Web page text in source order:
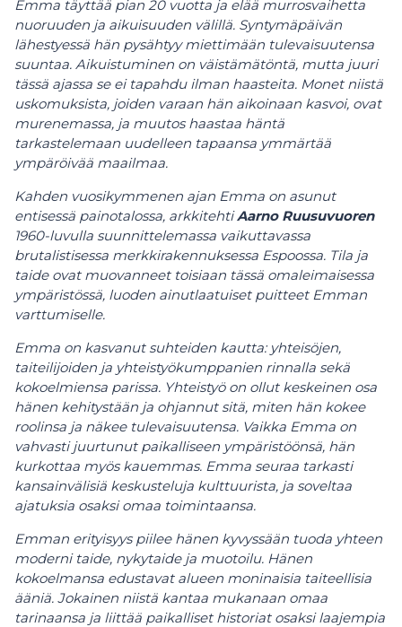
Emma täyttää pian 20 vuotta ja elää murrosvaihetta
nuoruuden ja aikuisuuden välillä. Syntymäpäivän
lähestyessä hän pysähtyy miettimään tulevaisuutensa
suuntaa. Aikuistuminen on väistämätöntä, mutta juuri
tässä ajassa se ei tapahdu ilman haasteita. Monet niistä
uskomuksista, joiden varaan hän aikoinaan kasvoi, ovat
murenemassa, ja muutos haastaa häntä
tarkastelemaan uudelleen tapaansa ymmärtää
ympäröivää maailmaa.
Kahden vuosikymmenen ajan Emma on asunut
entisessä painotalossa, arkkitehtiAarno Ruusuvuoren
1960-luvulla suunnittelemassa vaikuttavassa
brutalistisessa merkkirakennuksessa Espoossa. Tila ja
taide ovat muovanneet toisiaan tässä omaleimaisessa
ympäristössä, luoden ainutlaatuiset puitteet Emman
varttumiselle.
Emma on kasvanut suhteiden kautta: yhteisöjen,
taiteilijoiden ja yhteistyökumppanien rinnalla sekä
kokoelmiensa parissa. Yhteistyö on ollut keskeinen osa
hänen kehitystään ja ohjannut sitä, miten hän kokee
roolinsa ja näkee tulevaisuutensa. Vaikka Emma on
vahvasti juurtunut paikalliseen ympäristöönsä, hän
kurkottaa myös kauemmas. Emma seuraa tarkasti
kansainvälisiä keskusteluja kulttuurista, ja soveltaa
ajatuksia osaksi omaa toimintaansa.
Emman erityisyys piilee hänen kyvyssään tuoda yhteen
moderni taide, nykytaide ja muotoilu. Hänen
kokoelmansa edustavat alueen moninaisia taiteellisia
ääniä. Jokainen niistä kantaa mukanaan omaa
tarinaansa ja liittää paikalliset historiat osaksi laajempia